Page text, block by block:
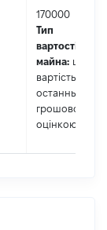
170000
Тип
вартості
майна: це
вартість за
останньою
грошовою
оцінкою